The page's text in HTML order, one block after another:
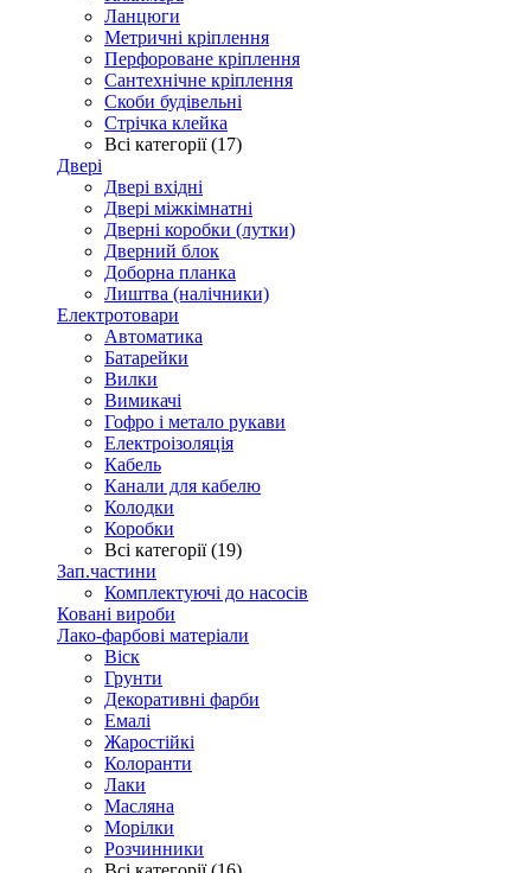
Ланцюги
Метричні кріплення
Перфороване кріплення
Сантехнічне кріплення
Скоби будівельні
Стрічка клейка
Всі категорії (17)
Двері
Двері вхідні
Двері міжкімнатні
Дверні коробки (лутки)
Дверний блок
Доборна планка
Лиштва (налічники)
Електротовари
Автоматика
Батарейки
Вилки
Вимикачі
Гофро і метало рукави
Електроізоляція
Кабель
Канали для кабелю
Колодки
Коробки
Всі категорії (19)
Зап.частини
Комплектуючі до насосів
Ковані вироби
Лако-фарбові матеріали
Віск
Грунти
Декоративні фарби
Емалі
Жаростійкі
Колоранти
Лаки
Масляна
Морілки
Розчинники